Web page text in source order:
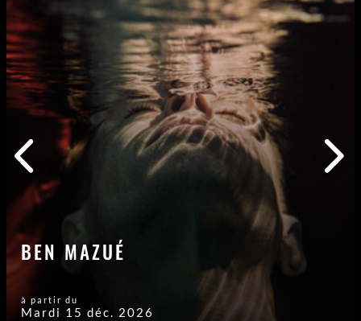
BEN MAZUÉ
à partir du
Mardi 15 déc. 2026